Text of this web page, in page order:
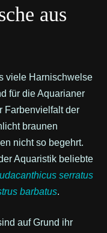
aus
viele Harnischwelse
für die Aquarianer
Farbenvielfalt der
braunen
nicht so begehrt.
Aquaristik beliebte
serratus
barbatus.
auf Grund ihr